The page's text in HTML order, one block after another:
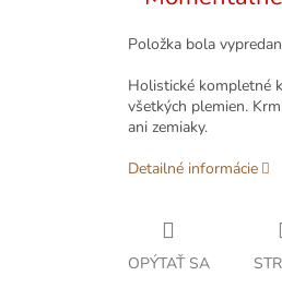
Položka bola
Holistické kompletné
všetkých plemien.
ani zemiaky.
Detailné informácie
OPÝTAŤ SA